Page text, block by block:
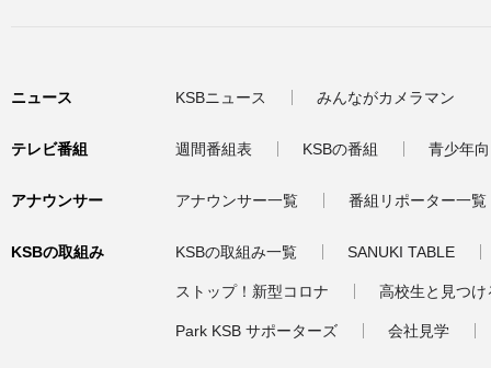
ニュース KSBニュース みんながカメラマン
テレビ番組 週間番組表 KSBの番組 青少年
アナウンサー アナウンサー一覧 番組リポーター一覧
KSBの取組み KSBの取組み一覧 SANUKI TABLE
ストップ！新型コロナ 高校生と見つ
Park KSB サポーターズ 会社見学